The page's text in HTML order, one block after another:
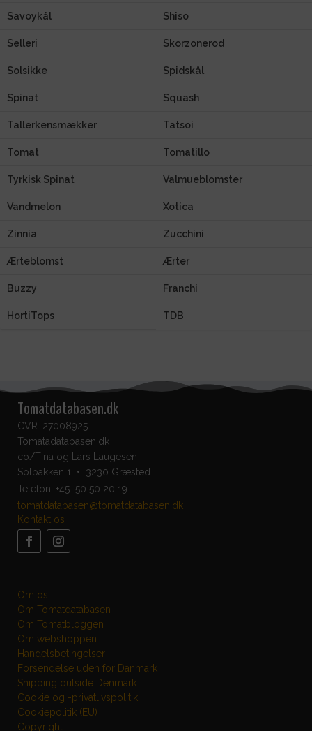
Savoykål Shiso
Selleri Skorzonerod
Solsikke Spidskål
Spinat Squash
Tallerkensmækker Tatsoi
Tomat Tomatillo
Tyrkisk Spinat Valmueblomster
Vandmelon Xotica
Zinnia Zucchini
Ærteblomst Ærter
Buzzy Franchi
HortiTops TDB
Tomatdatabasen.dk
CVR: 27008925
Tomatadatabasen.dk
co/Tina og Lars Laugesen
Solbakken 1 • 3230 Græsted
Telefon: +45 50 50 20 19
tomatdatabasen@tomatdatabasen.dk
Kontakt os
Om os
Om Tomatdatabasen
Om Tomatbloggen
Om webshoppen
Handelsbetingelser
Forsendelse uden for Danmark
Shipping outside Denmark
Cookie og -privatlivspolitik
Cookiepolitik (EU)
Copyright